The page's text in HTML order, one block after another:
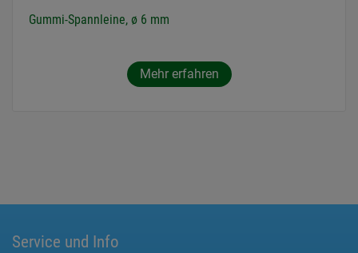
Gummi-Spannleine, ø 6 mm
Mehr erfahren
Service und Info